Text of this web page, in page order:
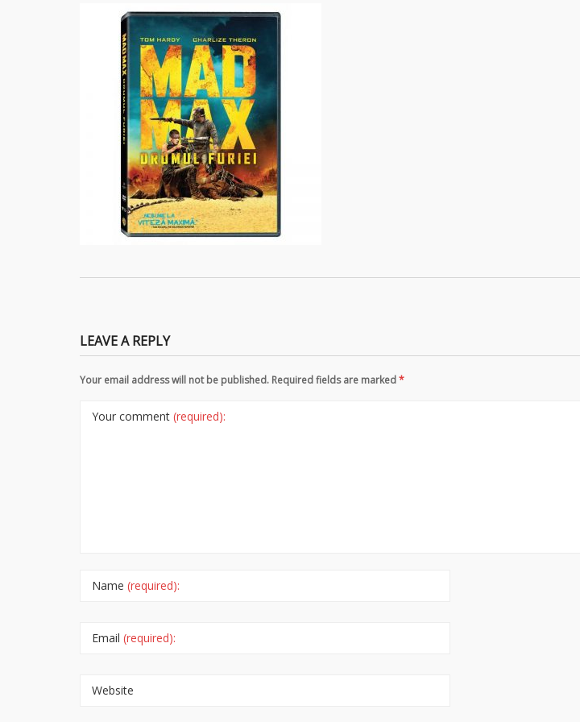
LEAVE A REPLY
Your email address will not be published. Required fields are marked*
Your comment (required):
Name (required):
Email (required):
Website